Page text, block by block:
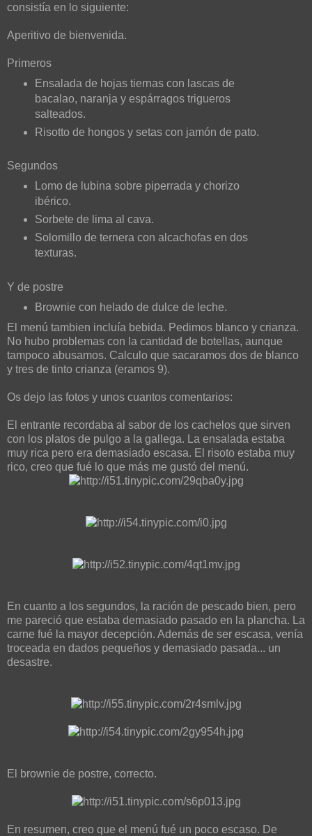
consistía en lo siguiente:
Aperitivo de bienvenida.
Primeros
Ensalada de hojas tiernas con lascas de
bacalao, naranja y espárragos trigueros
salteados.
Risotto de hongos y setas con jamón de pato.
Segundos
Lomo de lubina sobre piperrada y chorizo
ibérico.
Sorbete de lima al cava.
Solomillo de ternera con alcachofas en dos
texturas.
Y de postre
Brownie con helado de dulce de leche.
El menú tambien incluía bebida. Pedimos blanco y crianza.
No hubo problemas con la cantidad de botellas, aunque
tampoco abusamos. Calculo que sacaramos dos de blanco
y tres de tinto crianza (eramos 9).
Os dejo las fotos y unos cuantos comentarios:
El entrante recordaba al sabor de los cachelos que sirven
con los platos de pulgo a la gallega. La ensalada estaba
muy rica pero era demasiado escasa. El risoto estaba muy
rico, creo que fué lo que más me gustó del menú.
En cuanto a los segundos, la ración de pescado bien, pero
me pareció que estaba demasiado pasado en la plancha. La
carne fué la mayor decepción. Además de ser escasa, venía
troceada en dados pequeños y demasiado pasada... un
desastre.
El brownie de postre, correcto.
En resumen, creo que el menú fué un poco escaso. De